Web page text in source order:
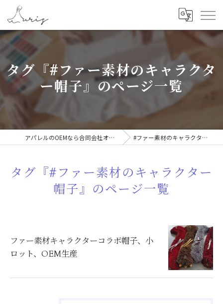
タグ『#ファー素材のキャラクタ
ー帽子』のページ一覧
アパレルのOEMなら合同会社オーリス #ファー素材のキャラクター帽子
タグ『#ファー素材のキャラクター
帽子』のページ一覧
ファー素材キャラクターコラボ帽子、小
ロット、OEM生産